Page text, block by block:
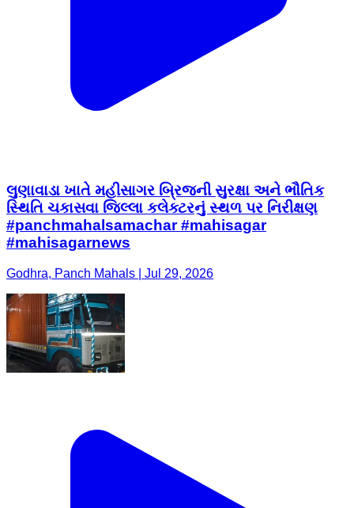
લુણાવાડા ખાતે મહીસાગર બ્રિજની સુરક્ષા અને ભૌતિક
સ્થિતિ ચકાસવા જિલ્લા કલેક્ટરનું સ્થળ પર નિરીક્ષણ
#panchmahalsamachar #mahisagar
#mahisagarnews
Godhra, Panch Mahals | Jul 29, 2026